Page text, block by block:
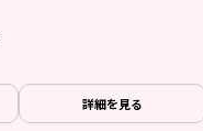
詳細を見る